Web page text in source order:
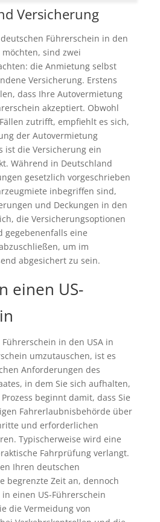
Versicherung
Führerschein in den
sind zwei
die Anmietung selbst
Versicherung. Erstens
dass Ihre Autovermietung
akzeptiert. Obwohl
zutrifft, empfiehlt es sich,
der Autovermietung
ist die Versicherung ein
Während in Deutschland
gesetzlich vorgeschrieben
inbegriffen sind,
und Deckungen in den
die Versicherungsoptionen
gegebenenfalls eine
um im
abgesichert zu sein.
einen US-
in den USA in
umzutauschen, ist es
Anforderungen des
in dem Sie sich aufhalten,
beginnt damit, dass Sie
Fahrerlaubnisbehörde über
und erforderlichen
Typischerweise wird eine
Fahrprüfung verlangt.
Ihren deutschen
begrenzte Zeit an, dennoch
einen US-Führerschein
die Vermeidung von